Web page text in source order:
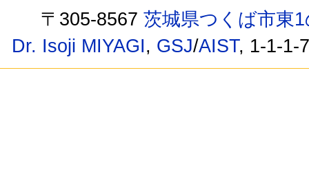
〒305-8567茨城県つくば市東
Dr. Isoji MIYAGI, GSJ/AIST, 1-1-1-